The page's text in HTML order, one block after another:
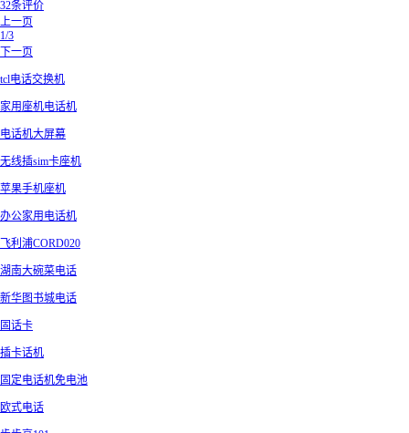
32条评价
上一页
1/3
下一页
tcl电话交换机
家用座机电话机
电话机大屏幕
无线插sim卡座机
苹果手机座机
办公家用电话机
飞利浦CORD020
湖南大碗菜电话
新华图书城电话
固话卡
插卡话机
固定电话机免电池
欧式电话